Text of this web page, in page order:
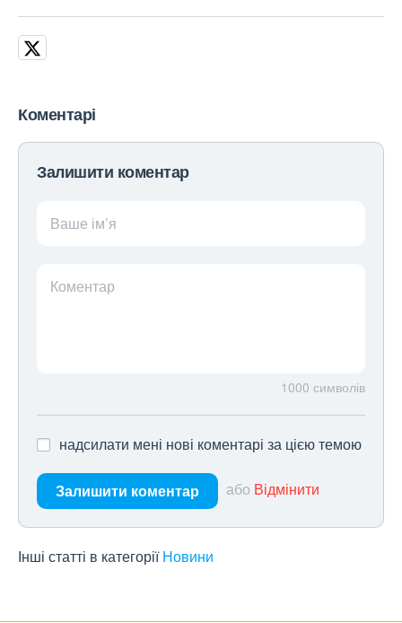
Коментарі
Залишити коментар
Ваше ім’я
Коментар
1000 символів
надсилати мені нові коментарі за цією темою
Залишити коментар або Відмінити
Інші статті в категорії Новини